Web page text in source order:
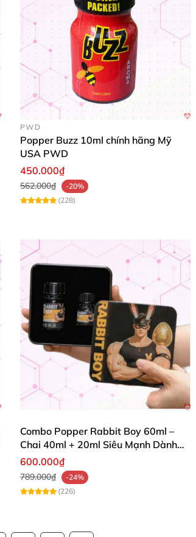
PWD
Popper Buzz 10ml chính hãng Mỹ
USA PWD
450.000₫
562.000₫
-20%
(228)
Combo Popper Rabbit Boy 60ml –
Chai 40ml + 20ml Siêu Mạnh Dành
Riêng Cho Top
600.000₫
789.000₫
-24%
(226)